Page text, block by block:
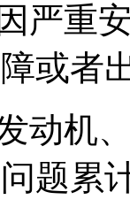
因严重
或者
发动机
题累